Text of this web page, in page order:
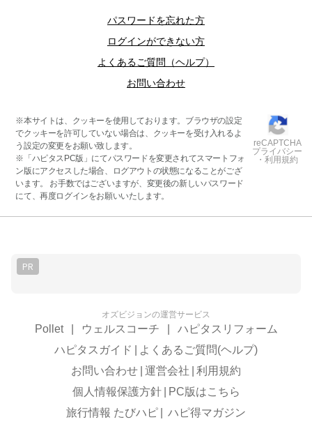
パスワードを忘れた方
ログインができない方
よくあるご質問（ヘルプ）
お問い合わせ
※本サイトは、クッキーを使用しております。ブラウザの設定
でクッキーを許可していない場合は、クッキーを受け入れるよ
う設定の変更をお願い致します。
※「ハピタスPC版」にてパスワードを変更されてスマートフォ
ン版にアクセスした場合、ログアウトの状態になることがござ
います。 お手数ではございますが、変更後の新しいパスワード
にて、再度ログインをお願いいたします。
reCAPTCHA
プライバシー
・利用規約
PR
オズビジョンの運営サービス
Pollet ウェルスコーチ
ハピタスリフォーム
ハピタスガイド
よくあるご質問(ヘルプ)
お問い合わせ 運営会社
利用規約
個人情報保護方針
PC版はこちら
旅行情報 たびハピ
ハピ得マガジン